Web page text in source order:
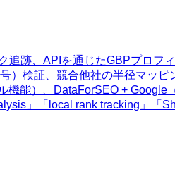
跡、APIを通じたGBPプロ
検証、競合他社の半径マッ
能）、DataForSEO +
」「local rank tracking」「